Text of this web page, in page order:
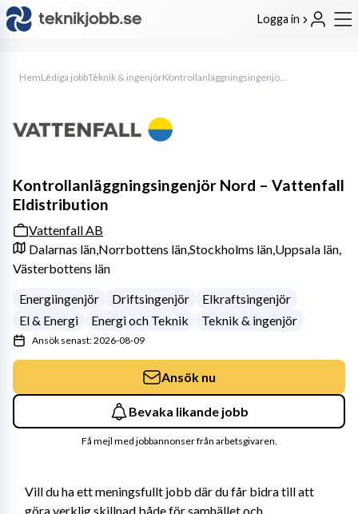
Logga in
HemLediga jobbTeknik & ingenjör Kontrollanläggningsingenjör Nord – Vattenfall Eldistribution
Vill du ha ett meningsfullt jobb där du får bidra till att
göra verklig skillnad både för samhället och
Kontrollanläggningsingenjör Nord – Vattenfall
Eldistribution
Vattenfall AB
Dalarnas län,Norrbottens län,Stockholms län,Uppsala län,
Västerbottens län
Energiingenjör
Driftsingenjör
Elkraftsingenjör
El & Energi
Energi och Teknik Teknik & ingenjör
Ansök senast: 2026-08-09
Ansök nu
Bevaka likande jobb
Få mejl med jobbannonser från arbetsgivaren.